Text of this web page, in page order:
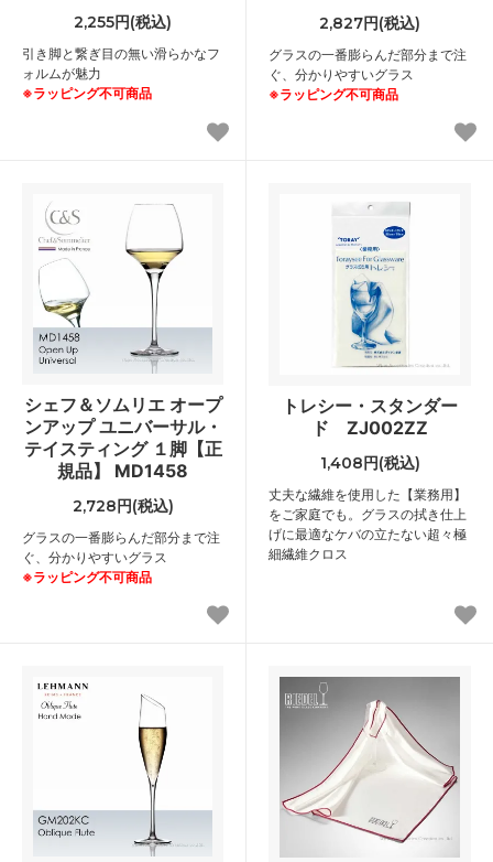
2,255円(税込)
引き脚と繋ぎ目の無い滑らかなフ
ォルムが魅力
※ラッピング不可商品
2,827円(税込)
グラスの一番膨らんだ部分まで注
ぐ、分かりやすいグラス
※ラッピング不可商品
シェフ＆ソムリエ オープ
ンアップ ユニバーサル・
テイスティング １脚【正
規品】 MD1458
2,728円(税込)
グラスの一番膨らんだ部分まで注
ぐ、分かりやすいグラス
※ラッピング不可商品
トレシー・スタンダー
ド ZJ002ZZ
1,408円(税込)
丈夫な繊維を使用した【業務用】
をご家庭でも。グラスの拭き仕上
げに最適なケバの立たない超々極
細繊維クロス